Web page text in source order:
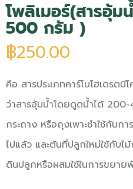
โพลิเมอร์(สารอุ้ม
500 กรัม )
฿250.00
คือ สารประเภทคาร์โบโฮเดรต
ว่าสารอุ้มน้ำโดยดูดน้ำได้
กระถาง หรือถุงเพาะชำใช้กับ
ไปแล้ว และต้นที่ปลูกใหม่ใช้กับไ
ดินปลูกหรือผสมใช้ในการขยาย